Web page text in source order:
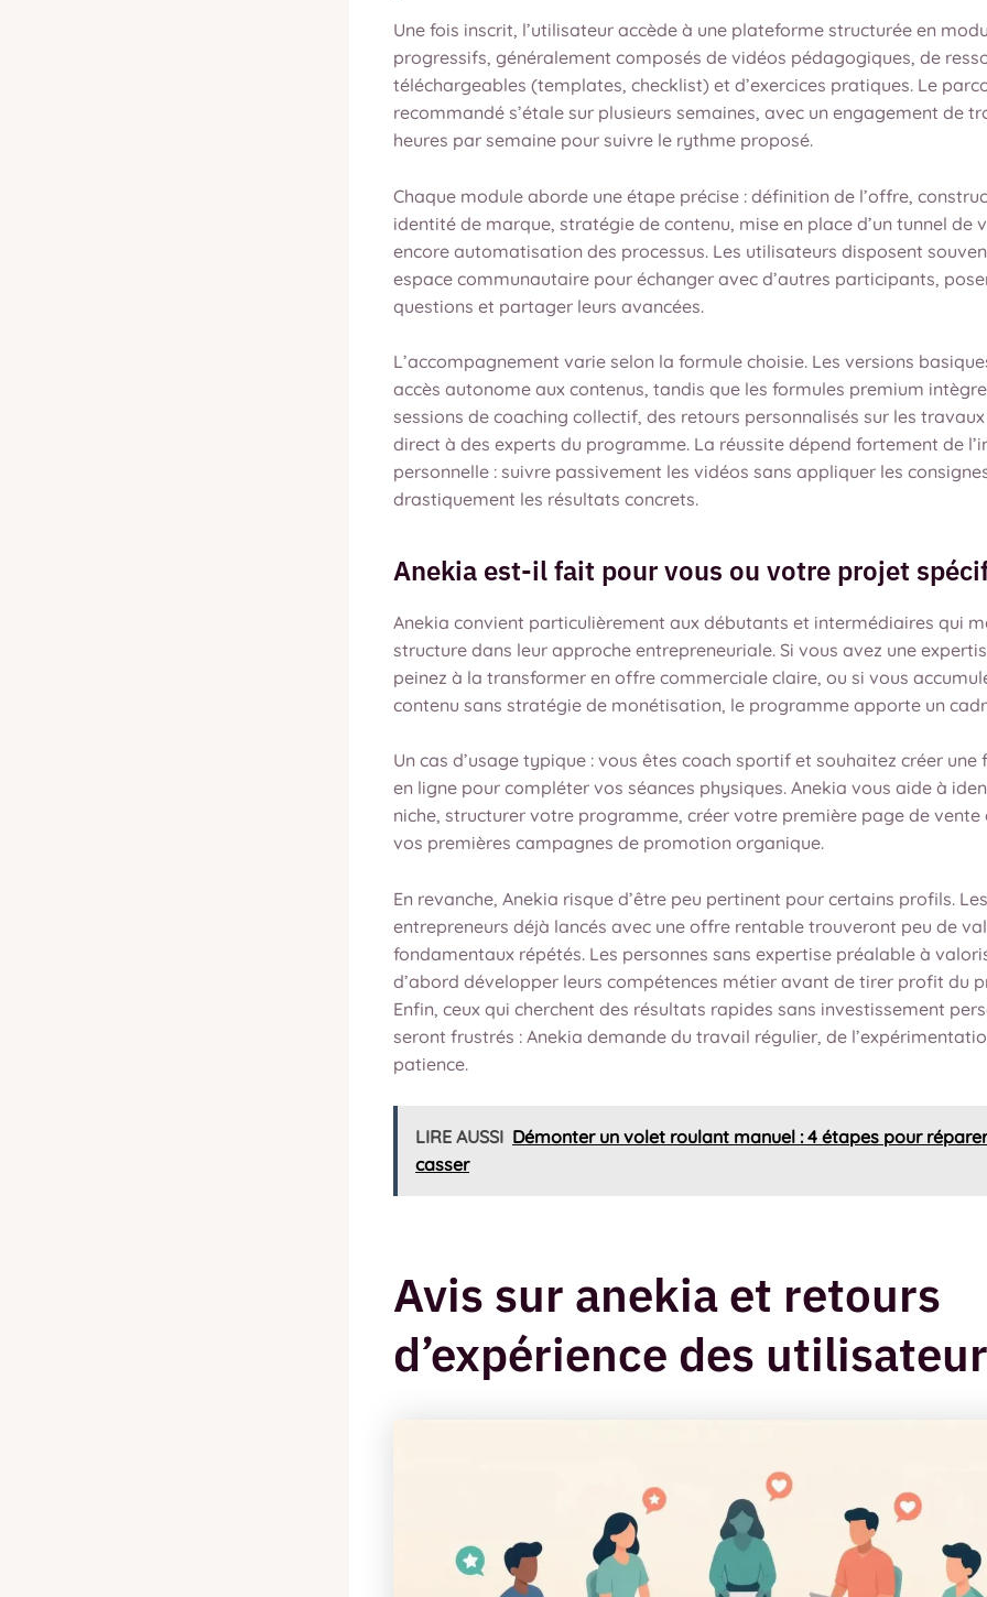
Une fois inscrit, l’utilisateur accède à une plateforme structurée en
progressifs, généralement composés de vidéos pédagogiques, de
téléchargeables (templates, checklist) et d’exercices pratiques. Le
recommandé s’étale sur plusieurs semaines, avec un engagement de
heures par semaine pour suivre le rythme proposé.
Chaque module aborde une étape précise : définition de l’offre,
identité de marque, stratégie de contenu, mise en place d’un tunnel de
encore automatisation des processus. Les utilisateurs disposent
espace communautaire pour échanger avec d’autres participants,
questions et partager leurs avancées.
L’accompagnement varie selon la formule choisie. Les versions
accès autonome aux contenus, tandis que les formules premium
sessions de coaching collectif, des retours personnalisés sur les
direct à des experts du programme. La réussite dépend fortement de
personnelle : suivre passivement les vidéos sans appliquer les
drastiquement les résultats concrets.
Anekia est-il fait pour vous ou votre projet
Anekia convient particulièrement aux débutants et intermédiaires qui
structure dans leur approche entrepreneuriale. Si vous avez une
peinez à la transformer en offre commerciale claire, ou si vous
contenu sans stratégie de monétisation, le programme apporte un
Un cas d’usage typique : vous êtes coach sportif et souhaitez créer
en ligne pour compléter vos séances physiques. Anekia vous aide à
niche, structurer votre programme, créer votre première page de vente
vos premières campagnes de promotion organique.
En revanche, Anekia risque d’être peu pertinent pour certains profils. Les
entrepreneurs déjà lancés avec une offre rentable trouveront peu de
fondamentaux répétés. Les personnes sans expertise préalable à
d’abord développer leurs compétences métier avant de tirer profit du
Enfin, ceux qui cherchent des résultats rapides sans investissement
seront frustrés : Anekia demande du travail régulier, de
patience.
LIRE AUSSI Démonter un volet roulant manuel : 4 étapes pour
casser
Avis sur anekia et retours
d’expérience des